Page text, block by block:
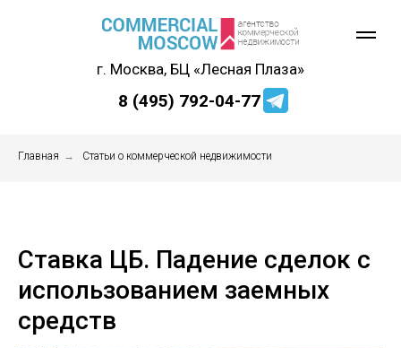
г. Москва, БЦ «Лесная Плаза»
8 (495) 792-04-77
Главная → Статьи о коммерческой недвижимости
Ставка ЦБ. Падение сделок с
использованием заемных
средств